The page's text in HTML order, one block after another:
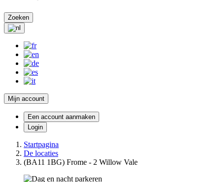
Zoeken
Mijn account
Een account aanmaken
Login
Startpagina
De locaties
(BA11 1BG) Frome - 2 Willow Vale